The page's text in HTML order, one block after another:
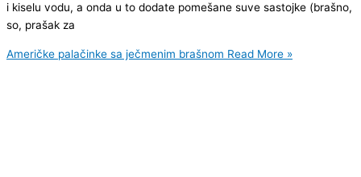
i kiselu vodu, a onda u to dodate pomešane suve sastojke (brašno,
so, prašak za
Američke palačinke sa ječmenim brašnom Read More »